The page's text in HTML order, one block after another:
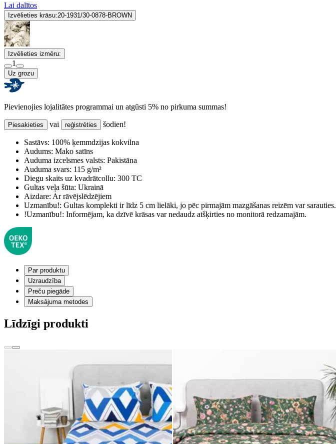
Lai dalītos
Izvēlieties krāsu:20-1931/30-0878-BROWN
Izvēlieties izmēru:
1
Uz grozu
Pievienojies lojalitātes programmai un atgūsti 5% no pirkuma summas!
Piesakieties vai reģistrēties šodien!
Sastāvs: 100% ķemmdzijas kokvilna
Audums: Mako satīns
Auduma izcelsmes valsts: Pakistāna
Auduma svars: 115 g/m²
Diegu skaits uz kvadrātcollu: 300 TC
Gultas veļa šūta: Ukrainā
Aizdare: Ar rāvējslēdzējiem
Uzmanību!: Gultas komplekti ir līdz 5 cm lielāki, jo pēc pirmajām mazgāšanas reizēm var sarauties.
!Uzmanību!: Informējam, ka dzīvē krāsas var nedaudz atšķirties no monitorā redzamajām.
Par produktu
Uzraudzība
Preču piegāde
Maksājuma metodes
Līdzīgi produkti